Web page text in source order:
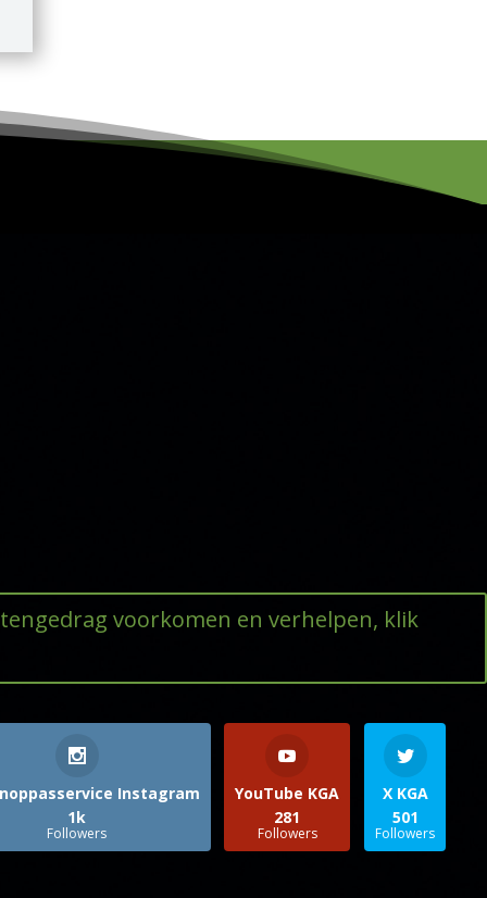
voorkomen en verhelpen, klik
Instagram
1k
Followers
YouTube KGA
281
Followers
X KGA
501
Followers